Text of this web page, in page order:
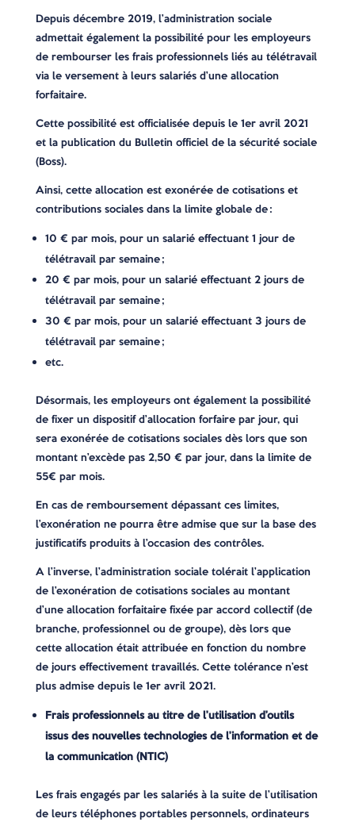
Depuis décembre 2019, l’administration sociale
admettait également la possibilité pour les employeurs
de rembourser les frais professionnels liés au télétravail
via le versement à leurs salariés d’une allocation
forfaitaire.
Cette possibilité est officialisée depuis le 1er avril 2021
et la publication du Bulletin officiel de la sécurité sociale
(Boss).
Ainsi, cette allocation est exonérée de cotisations et
contributions sociales dans la limite globale de :
10 € par mois, pour un salarié effectuant 1 jour de
télétravail par semaine ;
20 € par mois, pour un salarié effectuant 2 jours de
télétravail par semaine ;
30 € par mois, pour un salarié effectuant 3 jours de
télétravail par semaine ;
etc.
Désormais, les employeurs ont également la possibilité
de fixer un dispositif d’allocation forfaire par jour, qui
sera exonérée de cotisations sociales dès lors que son
montant n’excède pas 2,50 € par jour, dans la limite de
55€ par mois.
En cas de remboursement dépassant ces limites,
l’exonération ne pourra être admise que sur la base des
justificatifs produits à l’occasion des contrôles.
A l’inverse, l’administration sociale tolérait l’application
de l’exonération de cotisations sociales au montant
d’une allocation forfaitaire fixée par accord collectif (de
branche, professionnel ou de groupe), dès lors que
cette allocation était attribuée en fonction du nombre
de jours effectivement travaillés. Cette tolérance n’est
plus admise depuis le 1er avril 2021.
Frais professionnels au titre de l’utilisation d’outils
issus des nouvelles technologies de l’information et de
la communication (NTIC)
Les frais engagés par les salariés à la suite de l’utilisation
de leurs téléphones portables personnels, ordinateurs